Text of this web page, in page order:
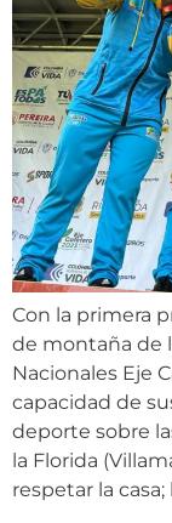
Con la primera
de montaña de
Nacionales Eje
capacidad de
deporte sobre
la Florida
respetar la casa;